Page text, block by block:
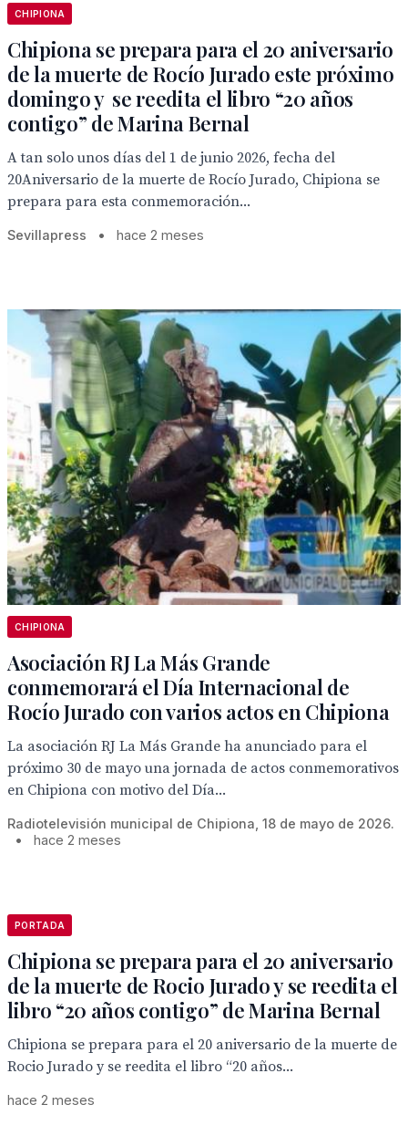
CHIPIONA
Chipiona se prepara para el 20 aniversario
de la muerte de Rocío Jurado este próximo
domingo y se reedita el libro “20 años
contigo” de Marina Bernal
A tan solo unos días del 1 de junio 2026, fecha del
20Aniversario de la muerte de Rocío Jurado, Chipiona se
prepara para esta conmemoración...
Sevillapress • hace 2 meses
CHIPIONA
Asociación RJ La Más Grande
conmemorará el Día Internacional de
Rocío Jurado con varios actos en Chipiona
La asociación RJ La Más Grande ha anunciado para el
próximo 30 de mayo una jornada de actos conmemorativos
en Chipiona con motivo del Día...
Radiotelevisión municipal de Chipiona, 18 de mayo de 2026.
•
hace 2 meses
PORTADA
Chipiona se prepara para el 20 aniversario
de la muerte de Rocio Jurado y se reedita el
libro “20 años contigo” de Marina Bernal
Chipiona se prepara para el 20 aniversario de la muerte de
Rocio Jurado y se reedita el libro “20 años...
hace 2 meses